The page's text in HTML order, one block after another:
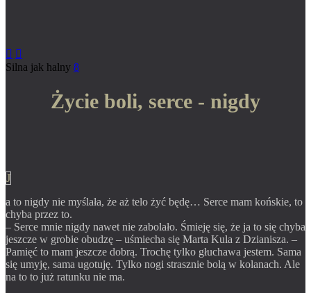
 
Silna jak halny 8
Życie boli, serce - nigdy
J
a to nigdy nie myślała, że aż telo żyć będę… Serce mam końskie, to
chyba przez to.
– Serce mnie nigdy nawet nie zabolało. Śmieję się, że ja to się chyba
jeszcze w grobie obudzę – uśmiecha się Marta Kula z Dzianisza. –
Pamięć to mam jeszcze dobrą. Trochę tylko głuchawa jestem. Sama
się umyję, sama ugotuję. Tylko nogi strasznie bolą w kolanach. Ale
na to to już ratunku nie ma.